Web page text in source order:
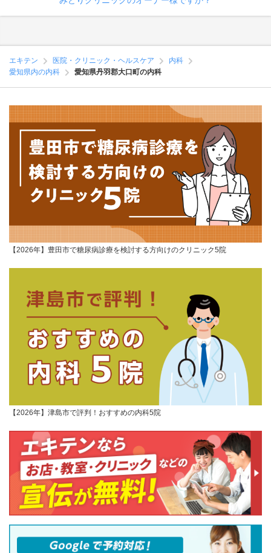
エキテン 医院・クリニック・ヘルスケア
内科
愛知県内の内科
愛知県丹羽郡大口町の内科
【2026年】豊田市で糖尿病診療を検討する方向けのクリニック5院
【2026年】津島市で評判！おすすめの内科5院